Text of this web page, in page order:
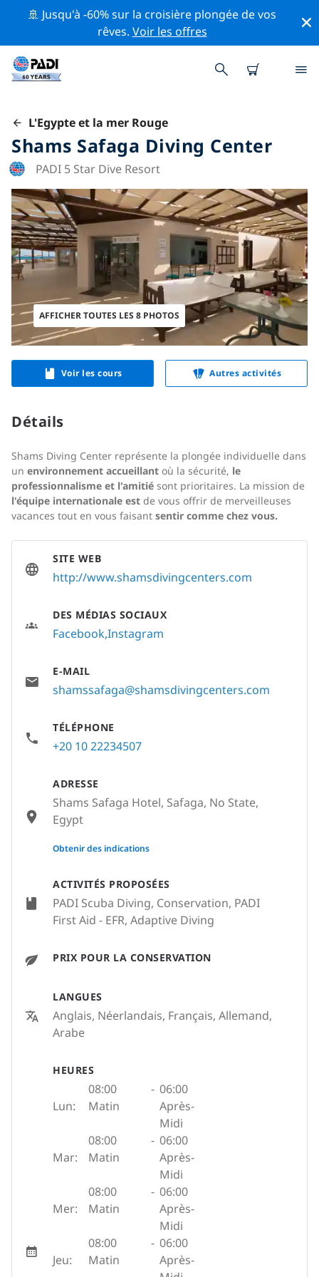
🚢 Jusqu'à -60% sur la croisière plongée de vos
rêves. Voir les offres
L'Egypte et la mer Rouge
Shams Safaga Diving Center
PADI 5 Star Dive Resort
AFFICHER TOUTES LES 8 PHOTOS
Voir les cours Autres activités
Détails
Shams Diving Center représente la plongée individuelle dans
un environnement accueillant où la sécurité, le
professionnalisme et l'amitié sont prioritaires. La mission de
l'équipe internationale est de vous offrir de merveilleuses
vacances tout en vous faisant sentir comme chez vous.
ACTIVITÉS PROPOSÉES
PADI Scuba Diving, Conservation, PADI
First Aid - EFR, Adaptive Diving
PRIX POUR LA CONSERVATION
LANGUES
Anglais, Néerlandais, Français, Allemand,
Arabe
HEURES
Lun:
08:00
Matin
- 06:00
Après-
Midi
Mar:
08:00
Matin
- 06:00
Après-
Midi
Mer:
08:00
Matin
- 06:00
Après-
Midi
Jeu:
08:00
Matin
- 06:00
Après-
SITE WEB
http://www.shamsdivingcenters.com
DES MÉDIAS SOCIAUX
FacebookInstagram
E-MAIL
shamssafaga@shamsdivingcenters.com
TÉLÉPHONE
+20 10 22234507
ADRESSE
Shams Safaga Hotel, Safaga, No State,
Egypt
None
Obtenir des indications